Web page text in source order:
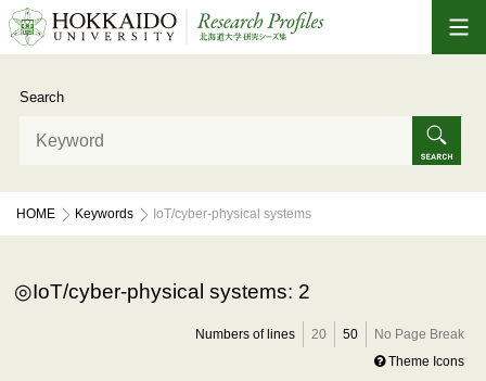
Search
HOME Keywords IoT/cyber-physical systems
IoT/cyber-physical systems: 2
Numbers of lines 20 50
No Page Break
Theme Icons